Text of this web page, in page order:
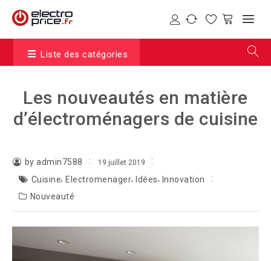
Liste des catégories
Les nouveautés en matière
d’électroménagers de cuisine
by admin7588 19 juillet 2019
Cuisine, Electromenager, Idées, Innovation
Nouveauté